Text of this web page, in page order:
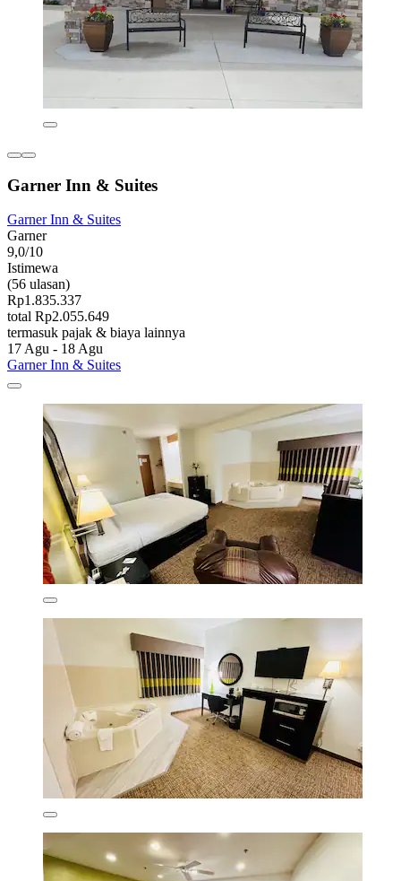
Garner Inn & Suites
Garner Inn & Suites
Garner
9,0/10
Istimewa
(56 ulasan)
Rp1.835.337
total Rp2.055.649
termasuk pajak & biaya lainnya
17 Agu - 18 Agu
Garner Inn & Suites